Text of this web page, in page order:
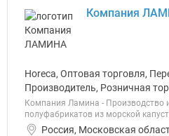
Компания
Horeca, Оптовая торговля,
Производитель, Розничная
Компания Ламина - Производство
полуфабрикатов из морской
Россия, Московская